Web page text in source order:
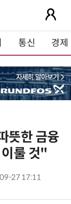
통신 경제
뜻한 금융
이룰 것"
27 17:11